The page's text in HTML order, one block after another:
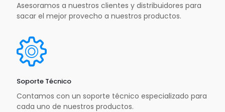
Asesoramos a nuestros clientes y distribuidores para
sacar el mejor provecho a nuestros productos.
Soporte Técnico
Contamos con un soporte técnico especializado para
cada uno de nuestros productos.